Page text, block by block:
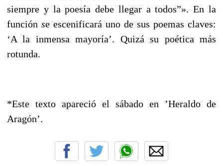
siempre y la poesía debe llegar a todos”». En la
función se escenificará uno de sus poemas claves:
‘A la inmensa mayoría’. Quizá su poética más
rotunda.
*Este texto apareció el sábado en ’Heraldo de
Aragón’.